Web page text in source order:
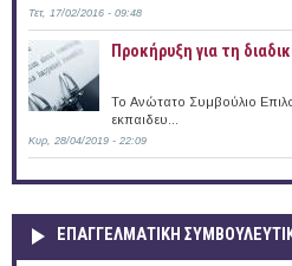
Τετ, 17/02/2016 - 09:48
Προκήρυξη για τη
Το Ανώτατο Συμβούλιο
εκπαιδευ...
Κυρ, 28/04/2019 - 22:09
ΕΠΑΓΓΕΛΜΑΤΙΚΉ